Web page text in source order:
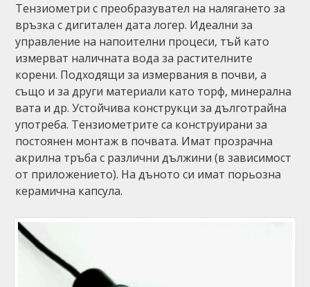
Тензиометри с преобразувател на налягането за
връзка с дигитален дата логер. Идеални за
управление на напоителни процеси, тъй като
измерват наличната вода за растителните
корени. Подходящи за измервания в почви, а
също и за други материали като торф, минерална
вата и др. Устойчива конструкци за дълготрайна
употреба. Тензиометрите са конструирани за
постоянен монтаж в почвата. Имат прозрачна
акрилна тръба с различни дължини (в зависимост
от приложението). На дъното си имат порьозна
керамична капсула.